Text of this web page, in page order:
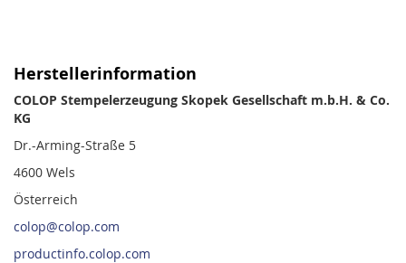
Herstellerinformation
COLOP Stempelerzeugung Skopek Gesellschaft m.b.H. & Co.
KG
Dr.-Arming-Straße 5
4600 Wels
Österreich
colop@colop.com
productinfo.colop.com